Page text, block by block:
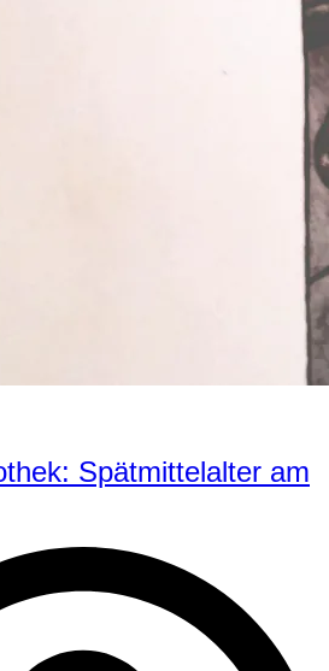
Spätmittelalter am